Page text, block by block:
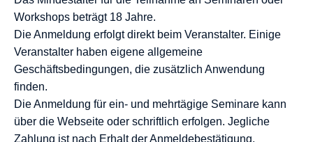
Workshops beträgt 18 Jahre.
Die Anmeldung erfolgt direkt beim Veranstalter. Einige
Veranstalter haben eigene allgemeine
Geschäftsbedingungen, die zusätzlich Anwendung
finden.
Die Anmeldung für ein- und mehrtägige Seminare kann
über die Webseite oder schriftlich erfolgen. Jegliche
Zahlung ist nach Erhalt der Anmeldebestätigung,